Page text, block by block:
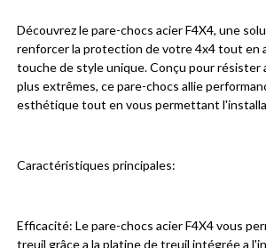
Découvrez le pare-chocs acier F4X4, une
renforcer la protection de votre 4x4 tout en
touche de style unique. Conçu pour résister
plus extrêmes, ce pare-chocs allie
esthétique tout en vous permettant
Caractéristiques principales:
Efficacité: Le pare-chocs acier F4X4 vous
treuil grâce a la platine de treuil intégrée a